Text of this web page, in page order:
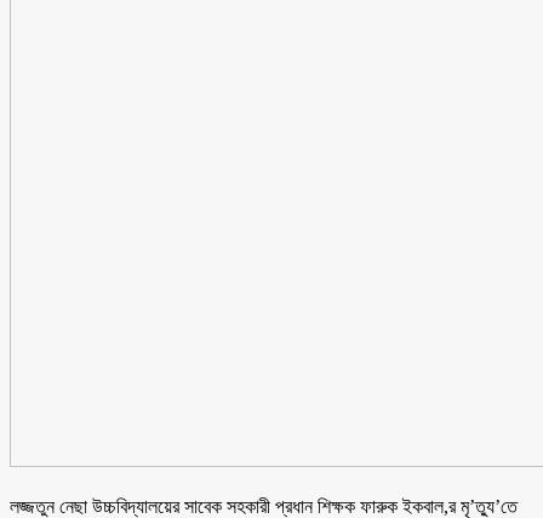
লজ্জতুন নেছা উচ্চবিদ্যালয়ের সাবেক সহকারী প্রধান শিক্ষক ফারুক ইকবাল,র মৃ’ত্যু’তে